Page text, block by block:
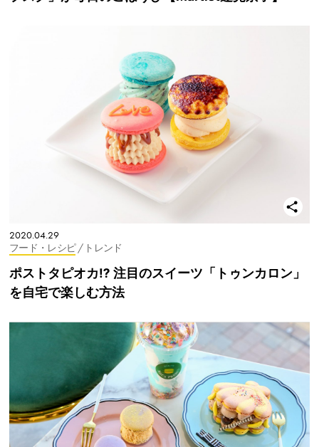
2020.04.29
フード・レシピ / トレンド
ポストタピオカ⁉︎ 注目のスイーツ「トゥンカロン」
を自宅で楽しむ方法